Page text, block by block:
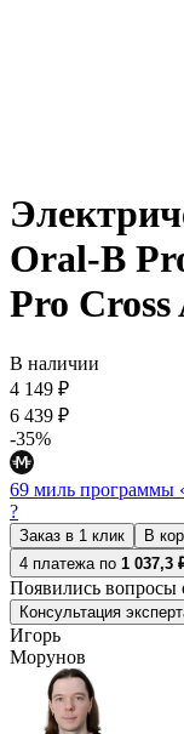
Oral-B
Pro
В наличии
4 149 ₽
6 439 ₽
-35%
69 миль программы
?
Заказ в 1 клик
В
4 платежа по 1 037,3
Появились вопросы
Консультация
Игорь
Морунов